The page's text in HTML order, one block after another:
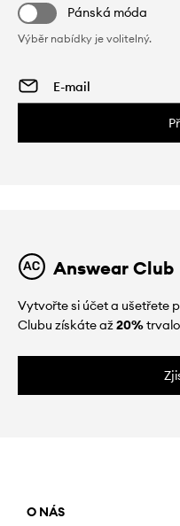
Pánská móda
Výběr nabídky je volitelný.
Answear Club
Vytvořte si účet a ušetřete
Clubu získáte až20%
O NÁS